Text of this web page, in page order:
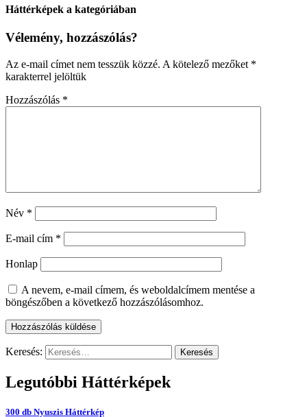
Háttérképek a kategóriában
Vélemény, hozzászólás?
Az e-mail címet nem tesszük közzé. A kötelező mezőket *
karakterrel jelöltük
Hozzászólás *
Név *
E-mail cím *
Honlap
A nevem, e-mail címem, és weboldalcímem mentése a
böngészőben a következő hozzászólásomhoz.
Keresés:
Legutóbbi Háttérképek
300 db Nyuszis Háttérkép